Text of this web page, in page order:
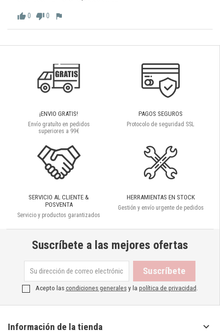
thumb_up0 thumb_down0 flag
¡ENVIO GRATIS!
Envío gratuíto en pedidos
superiores a 99€
PAGOS SEGUROS
Protocolo de seguridad SSL
SERVICIO AL CLIENTE &
POSVENTA
Servicio y productos garantizados
HERRAMIENTAS EN STOCK
Gestión y envío urgente de pedidos
Suscríbete a las mejores ofertas
Acepto lascondiciones generalesy la política de privacidad
Información de la tienda 